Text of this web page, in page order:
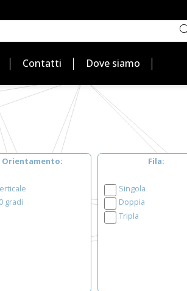
Contatti Dove siamo
Orientamento
gradi
Fila
Singola
Doppia
Tripla